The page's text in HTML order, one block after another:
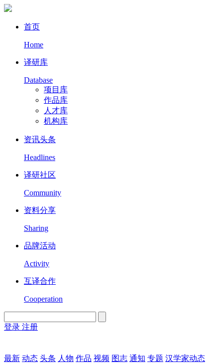
首页
Home
译研库
Database
项目库
作品库
人才库
机构库
资讯头条
Headlines
译研社区
Community
资料分享
Sharing
品牌活动
Activity
互译合作
Cooperation
登录 注册
最新 动态 头条 人物 作品 视频 图志 通知 专题 汉学家动态